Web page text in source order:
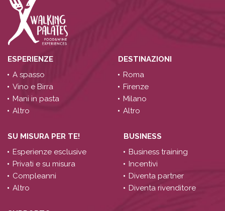
ESPERIENZE
A spasso
Vino e Birra
Mani in pasta
Altro
DESTINAZIONI
Roma
Firenze
Milano
Altro
SU MISURA PER TE!
Esperienze esclusive
Privati e su misura
Compleanni
Altro
BUSINESS
Business training
Incentivi
Diventa partner
Diventa rivenditore